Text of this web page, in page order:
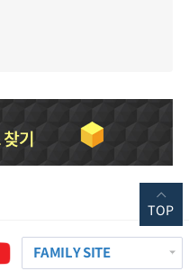
FAMILY SITE
TOP